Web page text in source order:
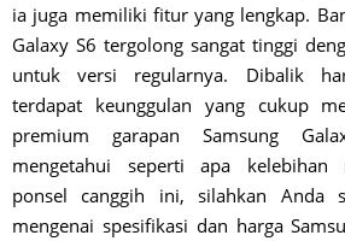
ia juga memiliki fitur yang lengkap.
Galaxy S6 tergolong sangat tinggi
untuk versi regularnya. Dibalik
terdapat keunggulan yang cukup
premium garapan Samsung
mengetahui seperti apa kelebihan
ponsel canggih ini, silahkan Anda
mengenai spesifikasi dan harga